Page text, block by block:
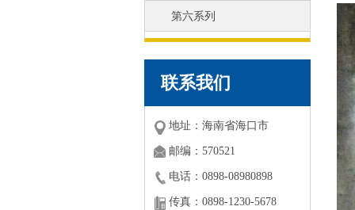
第六系列
联系我们
地址：海南省海口市
邮编：570521
电话：0898-08980898
传真：0898-1230-5678